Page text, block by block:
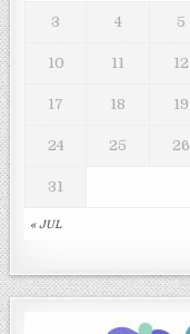
« JUL
3 4 5
10 11 12
17 18 19
24 25 26
31